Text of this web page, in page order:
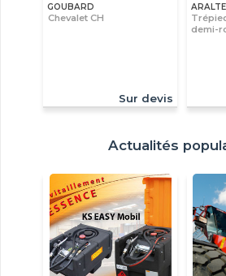
GOUBARD
Chevalet CH
Sur devis
demi-
Actualités